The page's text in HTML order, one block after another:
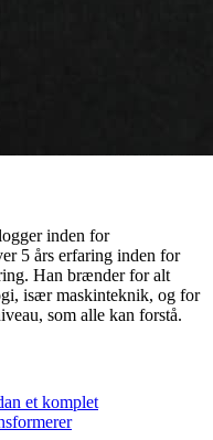
inden for
5 års erfaring inden for
Han brænder for alt
især maskinteknik, og for
som alle kan forstå.